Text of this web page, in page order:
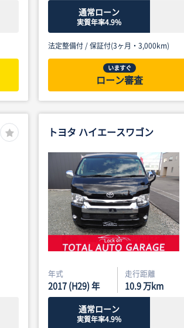
通常ローン
実質年率4.9%
法定整備付 /保証付(3ヶ月・3,000km)
いますぐ
ローン審査
トヨタ ハイエースワゴン
年式
2017 (H29) 年
走行距離
10.9万km
通常ローン
実質年率4.9%